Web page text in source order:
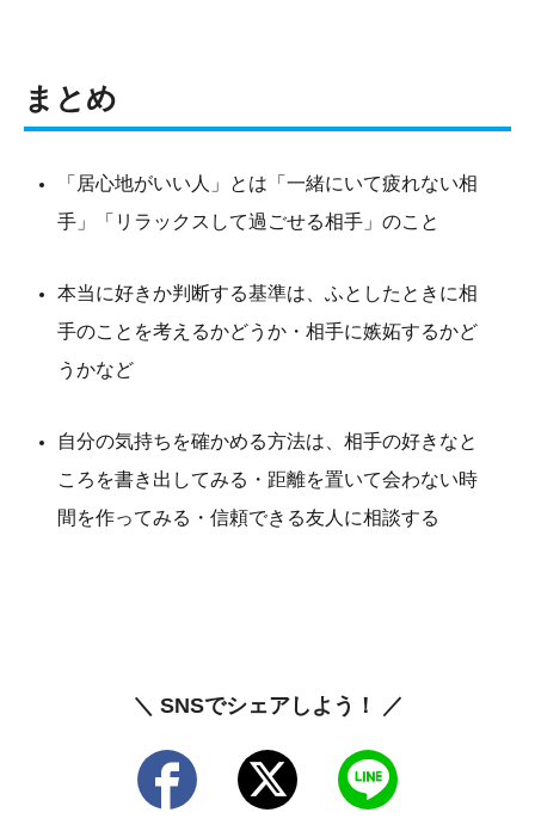
まとめ
「居心地がいい人」とは「一緒にいて疲れない相
手」「リラックスして過ごせる相手」のこと
本当に好きか判断する基準は、ふとしたときに相
手のことを考えるかどうか・相手に嫉妬するかど
うかなど
自分の気持ちを確かめる方法は、相手の好きなと
ころを書き出してみる・距離を置いて会わない時
間を作ってみる・信頼できる友人に相談する
＼ SNSでシェアしよう！ ／